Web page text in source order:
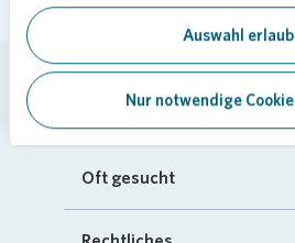
Auswahl
Nur notwendige
Startseite
Oft gesucht
FAQ